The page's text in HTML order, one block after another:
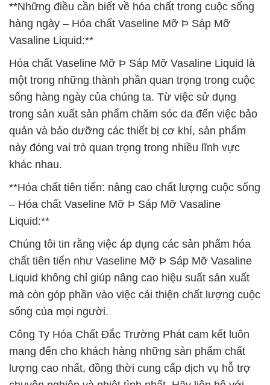
**Những điều cần biết về hóa chất trong cuộc sống
hàng ngày – Hóa chất Vaseline Mỡ Þ Sáp Mỡ
Vasaline Liquid:**
Hóa chất Vaseline Mỡ Þ Sáp Mỡ Vasaline Liquid là
một trong những thành phần quan trọng trong cuộc
sống hàng ngày của chúng ta. Từ việc sử dụng
trong sản xuất sản phẩm chăm sóc da đến việc bảo
quản và bảo dưỡng các thiết bị cơ khí, sản phẩm
này đóng vai trò quan trọng trong nhiều lĩnh vực
khác nhau.
**Hóa chất tiên tiến: nâng cao chất lượng cuộc sống
– Hóa chất Vaseline Mỡ Þ Sáp Mỡ Vasaline
Liquid:**
Chúng tôi tin rằng việc áp dụng các sản phẩm hóa
chất tiên tiến như Vaseline Mỡ Þ Sáp Mỡ Vasaline
Liquid không chỉ giúp nâng cao hiệu suất sản xuất
mà còn góp phần vào việc cải thiện chất lượng cuộc
sống của mọi người.
Công Ty Hóa Chất Đắc Trường Phát cam kết luôn
mang đến cho khách hàng những sản phẩm chất
lượng cao nhất, đồng thời cung cấp dịch vụ hỗ trợ